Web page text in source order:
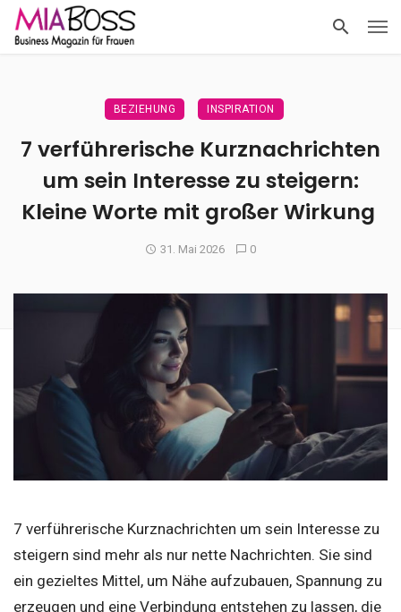
BEZIEHUNG INSPIRATION
7 verführerische Kurznachrichten
um sein Interesse zu steigern:
Kleine Worte mit großer Wirkung
31. Mai 2026 0
7 verführerische Kurznachrichten um sein Interesse zu
steigern sind mehr als nur nette Nachrichten. Sie sind
ein gezieltes Mittel, um Nähe aufzubauen, Spannung zu
erzeugen und eine Verbindung entstehen zu lassen, die